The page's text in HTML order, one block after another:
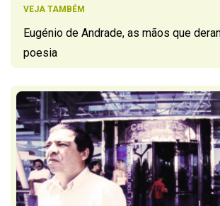
VEJA TAMBÉM
Eugénio de Andrade, as mãos que
poesia